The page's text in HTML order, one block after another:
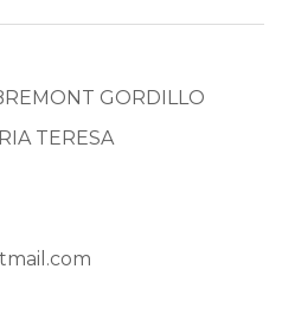
GORDILLO
TERESA